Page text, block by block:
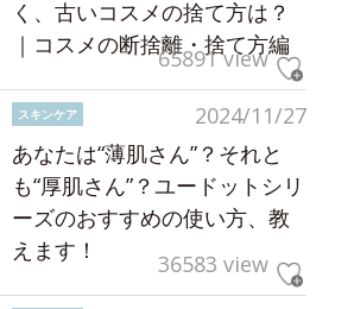
く、古いコスメの捨て方は？
｜コスメの断捨離・捨て方編
65891 view
2024/11/27
スキンケア
あなたは“薄肌さん”？それと
も“厚肌さん”？ユードットシリ
ーズのおすすめの使い方、教
えます！
36583 view